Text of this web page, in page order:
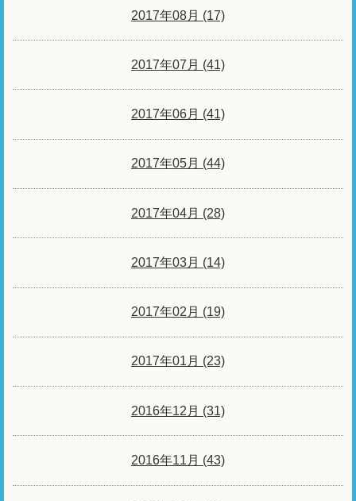
2017年08月 (17)
2017年07月 (41)
2017年06月 (41)
2017年05月 (44)
2017年04月 (28)
2017年03月 (14)
2017年02月 (19)
2017年01月 (23)
2016年12月 (31)
2016年11月 (43)